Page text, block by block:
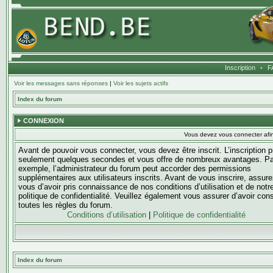
Inscription •
Voir les messages sans réponses | Voir les sujets actifs
Index du forum
CONNEXION
Vous devez vous connecter
Avant de pouvoir vous connecter, vous devez être inscrit. L’inscription
seulement quelques secondes et vous offre de nombreux avantages.
exemple, l’administrateur du forum peut accorder des permissions
supplémentaires aux utilisateurs inscrits. Avant de vous inscrire,
vous d’avoir pris connaissance de nos conditions d’utilisation et de
politique de confidentialité. Veuillez également vous assurer d’avoir
toutes les règles du forum.
Conditions d’utilisation
Politique de confidentialité
Index du forum